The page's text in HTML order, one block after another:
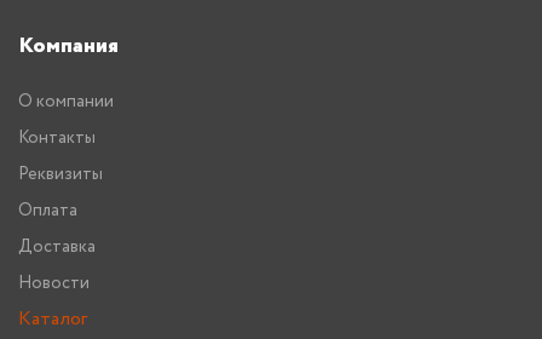
Компания
О компании
Контакты
Реквизиты
Оплата
Доставка
Новости
Каталог